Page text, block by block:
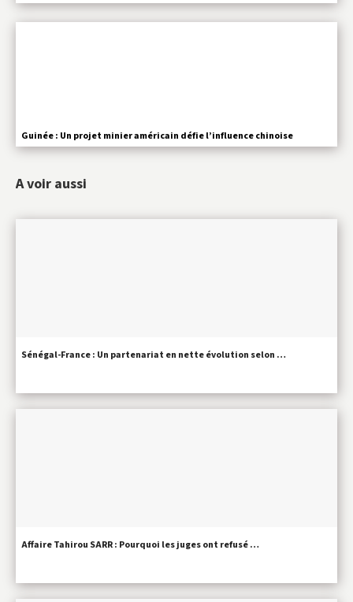
Guinée : Un projet minier américain défie l’influence chinoise
A voir aussi
Sénégal-France : Un partenariat en nette évolution selon …
Affaire Tahirou SARR : Pourquoi les juges ont refusé …